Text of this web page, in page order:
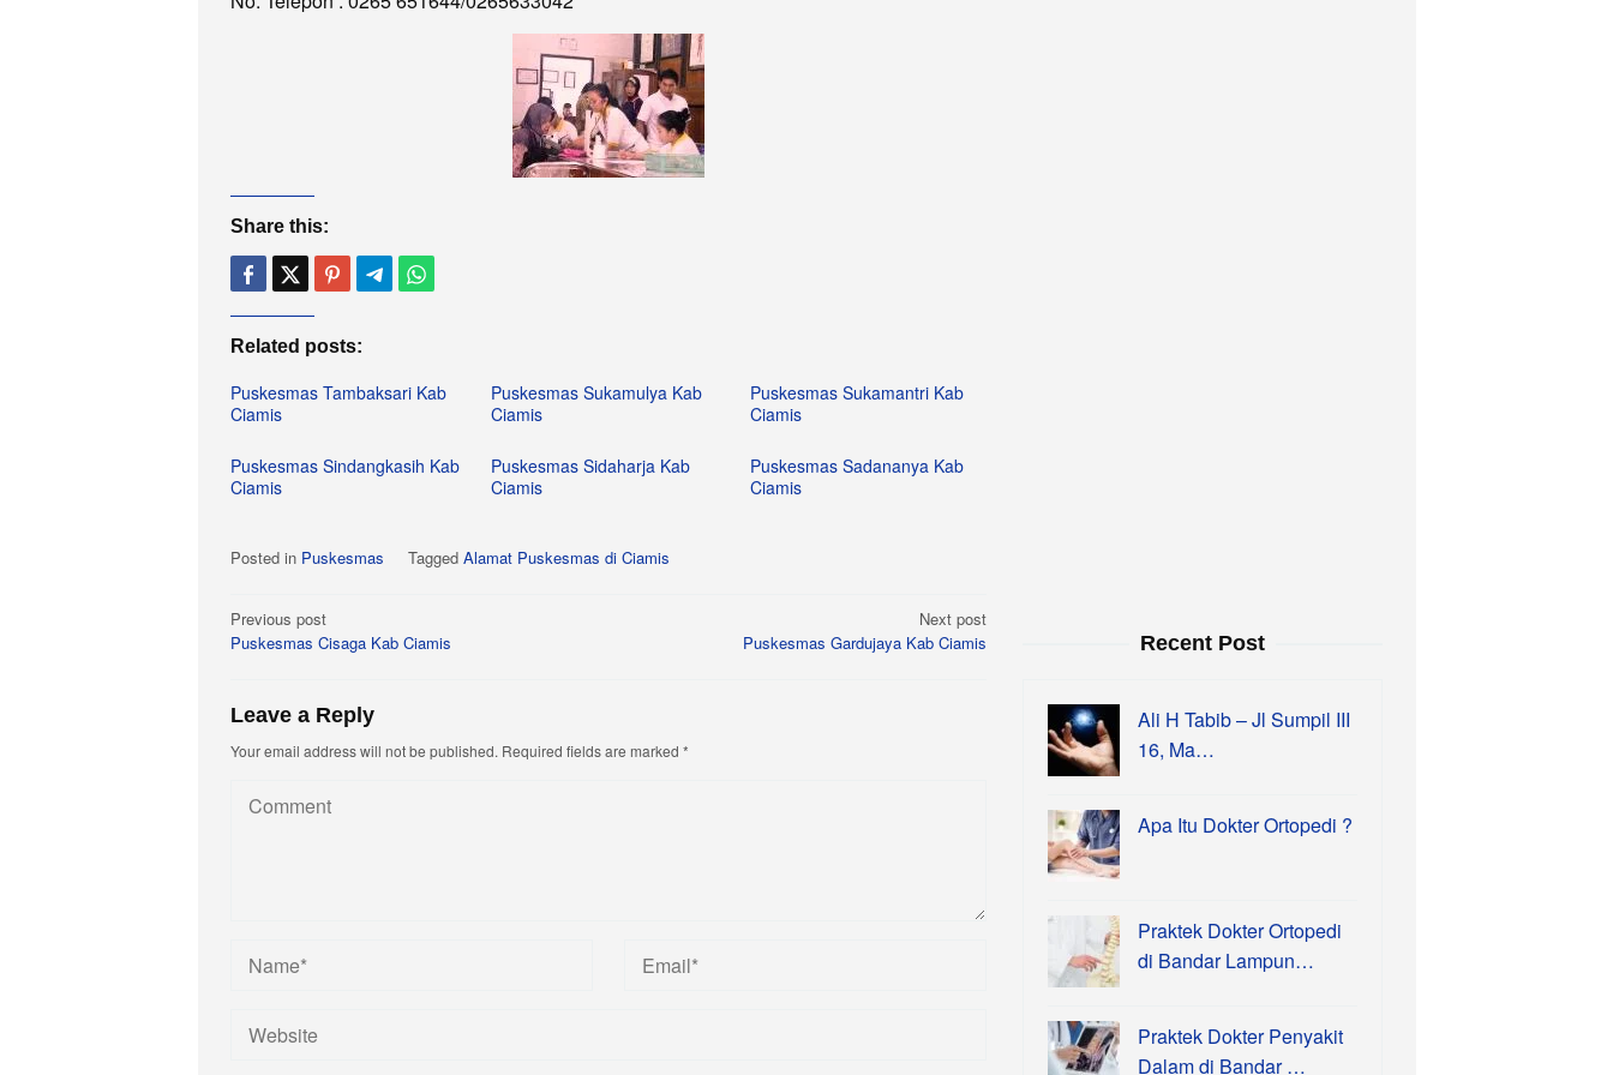
Share this:
Related posts:
Puskesmas Tambaksari Kab
Ciamis
Puskesmas Sukamulya Kab
Ciamis
Puskesmas Sukamantri Kab
Ciamis
Puskesmas Sindangkasih Kab
Ciamis
Puskesmas Sidaharja Kab
Ciamis
Puskesmas Sadananya Kab
Ciamis
Posted in Puskesmas Tagged Alamat Puskesmas di Ciamis
Post
navigation
Previous post
Puskesmas Cisaga Kab Ciamis
Next post
Puskesmas Gardujaya Kab Ciamis
Leave a Reply
Your email address will not be published. Required fields are marked *
Recent Post
Ali H Tabib – Jl Sumpil III
16, Ma…
Apa Itu Dokter Ortopedi ?
Praktek Dokter Ortopedi
di Bandar Lampun…
Praktek Dokter Penyakit
Dalam di Bandar …